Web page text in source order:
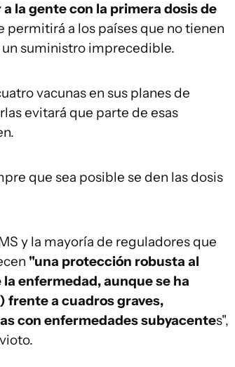
la gente con la primera dosis de
permitirá a los países que no tienen
suministro imprecedible.
vacunas en sus planes de
evitará que parte de esas
que sea posible se den las dosis
y la mayoría de reguladores que
"una protección robusta al
enfermedad, aunque se ha
frente a cuadros graves,
con enfermedades subyacentes",